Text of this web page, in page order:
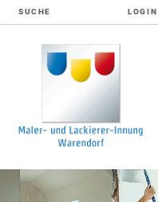
SUCHE LOGIN